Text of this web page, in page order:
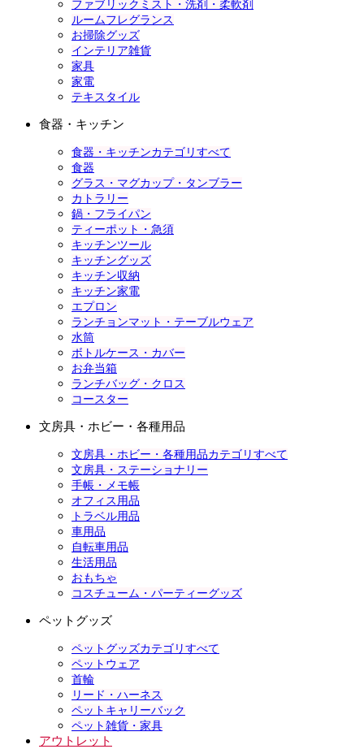
ファブリックミスト・洗剤・柔軟剤
ルームフレグランス
お掃除グッズ
インテリア雑貨
家具
家電
テキスタイル
食器・キッチン
食器・キッチンカテゴリすべて
食器
グラス・マグカップ・タンブラー
カトラリー
鍋・フライパン
ティーポット・急須
キッチンツール
キッチングッズ
キッチン収納
キッチン家電
エプロン
ランチョンマット・テーブルウェア
水筒
ボトルケース・カバー
お弁当箱
ランチバッグ・クロス
コースター
文房具・ホビー・各種用品
文房具・ホビー・各種用品カテゴリすべて
文房具・ステーショナリー
手帳・メモ帳
オフィス用品
トラベル用品
車用品
自転車用品
生活用品
おもちゃ
コスチューム・パーティーグッズ
ペットグッズ
ペットグッズカテゴリすべて
ペットウェア
首輪
リード・ハーネス
ペットキャリーバック
ペット雑貨・家具
アウトレット